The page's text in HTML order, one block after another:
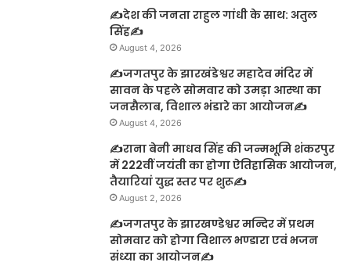
✍️देश की जनता राहुल गांधी के साथ: अतुल
सिंह✍️
August 4, 2026
✍️जगतपुर के झारखंडेश्वर महादेव मंदिर में
सावन के पहले सोमवार को उमड़ा आस्था का
जनसैलाब, विशाल भंडारे का आयोजन✍️
August 4, 2026
✍️राना बेनी माधव सिंह की जन्मभूमि शंकरपुर
में 222वीं जयंती का होगा ऐतिहासिक आयोजन,
तैयारियां युद्ध स्तर पर शुरू✍️
August 2, 2026
✍️जगतपुर के झारखण्डेश्वर मन्दिर में प्रथम
सोमवार को होगा विशाल भण्डारा एवं भजन
संध्या का आयोजन✍️